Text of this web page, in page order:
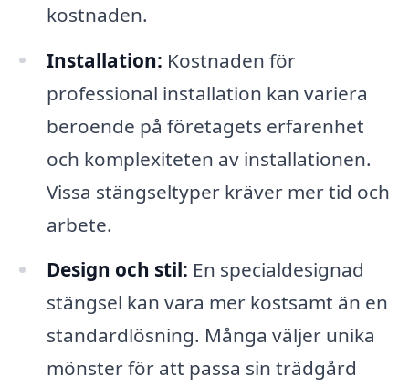
kostnaden.
Installation: Kostnaden för
professional installation kan variera
beroende på företagets erfarenhet
och komplexiteten av installationen.
Vissa stängseltyper kräver mer tid och
arbete.
Design och stil: En specialdesignad
stängsel kan vara mer kostsamt än en
standardlösning. Många väljer unika
mönster för att passa sin trädgård